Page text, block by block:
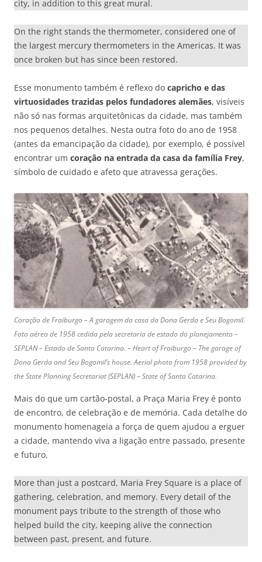
city, in addition to this great mural.
On the right stands the thermometer, considered one of
the largest mercury thermometers in the Americas. It was
once broken but has since been restored.
Esse monumento também é reflexo do capricho e das
virtuosidades trazidas pelos fundadores alemães, visíveis
não só nas formas arquitetônicas da cidade, mas também
nos pequenos detalhes. Nesta outra foto do ano de 1958
(antes da emancipação da cidade), por exemplo, é possível
encontrar um coração na entrada da casa da família Frey,
símbolo de cuidado e afeto que atravessa gerações.
Coração de Fraiburgo – A garagem da casa da Dona Gerda e Seu Bogomil.
Foto aérea de 1958 cedida pela secretaria de estado do planejamento –
SEPLAN – Estado de Santa Catarina. – Heart of Fraiburgo – The garage of
Dona Gerda and Seu Bogomil’s house. Aerial photo from 1958 provided by
the State Planning Secretariat (SEPLAN) – State of Santa Catarina.
Mais do que um cartão-postal, a Praça Maria Frey é ponto
de encontro, de celebração e de memória. Cada detalhe do
monumento homenageia a força de quem ajudou a erguer
a cidade, mantendo viva a ligação entre passado, presente
e futuro.
More than just a postcard, Maria Frey Square is a place of
gathering, celebration, and memory. Every detail of the
monument pays tribute to the strength of those who
helped build the city, keeping alive the connection
between past, present, and future.